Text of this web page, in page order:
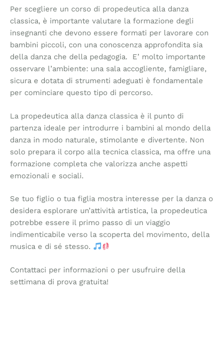
Per scegliere un corso di propedeutica alla danza
classica, è importante valutare la formazione degli
insegnanti che devono essere formati per lavorare con
bambini piccoli, con una conoscenza approfondita sia
della danza che della pedagogia. E’ molto importante
osservare l’ambiente: una sala accogliente, famigliare,
sicura e dotata di strumenti adeguati è fondamentale
per cominciare questo tipo di percorso.
La propedeutica alla danza classica è il punto di
partenza ideale per introdurre i bambini al mondo della
danza in modo naturale, stimolante e divertente. Non
solo prepara il corpo alla tecnica classica, ma offre una
formazione completa che valorizza anche aspetti
emozionali e sociali.
Se tuo figlio o tua figlia mostra interesse per la danza o
desidera esplorare un’attività artistica, la propedeutica
potrebbe essere il primo passo di un viaggio
indimenticabile verso la scoperta del movimento, della
musica e di sé stesso.
Contattaci per informazioni o per usufruire della
settimana di prova gratuita!